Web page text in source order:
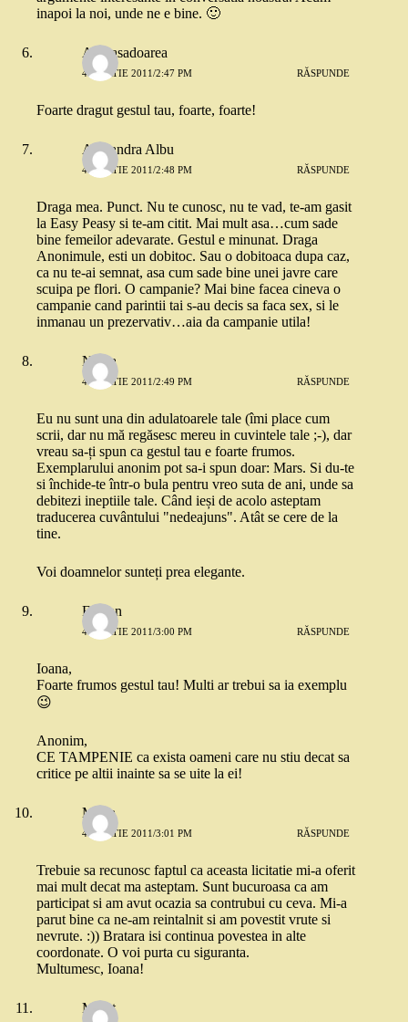
inapoi la noi, unde ne e bine. 🙂
Ambasadoarea
4 MARTIE 2011/2:47 PM RĂSPUNDE
Foarte dragut gestul tau, foarte, foarte!
Alexandra Albu
4 MARTIE 2011/2:48 PM RĂSPUNDE
Draga mea. Punct. Nu te cunosc, nu te vad, te-am gasit
la Easy Peasy si te-am citit. Mai mult asa…cum sade
bine femeilor adevarate. Gestul e minunat. Draga
Anonimule, esti un dobitoc. Sau o dobitoaca dupa caz,
ca nu te-ai semnat, asa cum sade bine unei javre care
scuipa pe flori. O campanie? Mai bine facea cineva o
campanie cand parintii tai s-au decis sa faca sex, si le
inmanau un prezervativ…aia da campanie utila!
Nadia
4 MARTIE 2011/2:49 PM RĂSPUNDE
Eu nu sunt una din adulatoarele tale (îmi place cum
scrii, dar nu mă regăsesc mereu in cuvintele tale ;-), dar
vreau sa-ți spun ca gestul tau e foarte frumos.
Exemplarului anonim pot sa-i spun doar: Mars. Si du-te
si închide-te într-o bula pentru vreo suta de ani, unde sa
debitezi ineptiile tale. Când ieși de acolo asteptam
traducerea cuvântului "nedeajuns". Atât se cere de la
tine.
Voi doamnelor sunteți prea elegante.
Fanfan
4 MARTIE 2011/3:00 PM RĂSPUNDE
Ioana,
Foarte frumos gestul tau! Multi ar trebui sa ia exemplu
😉
Anonim,
CE TAMPENIE ca exista oameni care nu stiu decat sa
critice pe altii inainte sa se uite la ei!
Maria
4 MARTIE 2011/3:01 PM RĂSPUNDE
Trebuie sa recunosc faptul ca aceasta licitatie mi-a oferit
mai mult decat ma asteptam. Sunt bucuroasa ca am
participat si am avut ocazia sa contrubui cu ceva. Mi-a
parut bine ca ne-am reintalnit si am povestit vrute si
nevrute. :)) Bratara isi continua povestea in alte
coordonate. O voi purta cu siguranta.
Multumesc, Ioana!
Merat